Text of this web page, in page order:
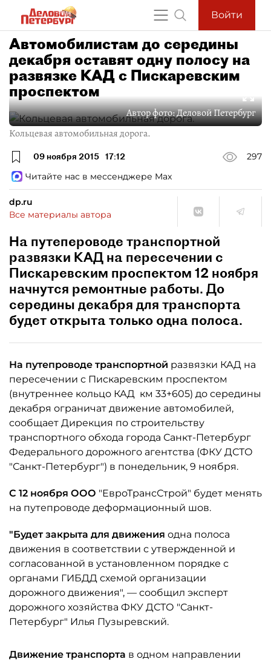
Войти
Автомобилистам до середины
декабря оставят одну полосу на
развязке КАД с Пискаревским
проспектом
Автор фото:Деловой Петербург
Кольцевая автомобильная дорога.
09 ноября 2015 17:12
297
Читайте нас в мессенджере Max
dp.ru
Все материалы автора
На путепероводе транспортной
развязки КАД на пересечении с
Пискаревским проспектом 12 ноября
начнутся ремонтные работы. До
середины декабря для транспорта
будет открыта только одна полоса.
На путепроводе транспортной развязки КАД на
пересечении с Пискаревским проспектом
(внутреннее кольцо КАД км 33+605) до середины
декабря ограничат движение автомобилей,
сообщает Дирекция по строительству
транспортного обхода города Санкт-Петербург
Федерального дорожного агентства (ФКУ ДСТО
"Санкт-Петербург") в понедельник, 9 ноября.
С 12 ноября ООО "ЕвроТрансСтрой" будет менять
на путепроводе деформационный шов.
"Будет закрыта для движения одна полоса
движения в соответствии с утвержденной и
согласованной в установленном порядке с
органами ГИБДД схемой организации
дорожного движения", — сообщил эксперт
дорожного хозяйства ФКУ ДСТО "Санкт-
Петербург" Илья Пузыревский.
Движение транспорта в одном направлении